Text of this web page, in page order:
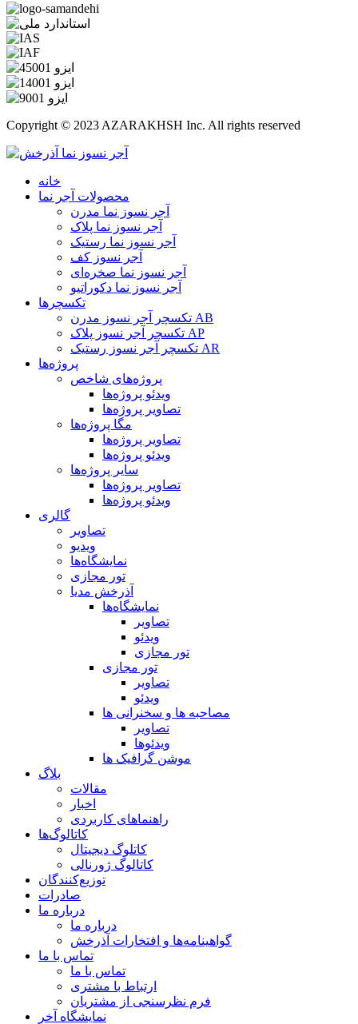
Copyright © 2023 AZARAKHSH Inc. All rights reserved
خانه
محصولات آجر نما
آجر نسوز نما مدرن
آجر نسوز نما پلاک
آجر نسوز نما رستیک
آجر نسوز کف
آجر نسوز نما صخره‌ای
آجر نسوز نما دکوراتیو
تکسچرها
تکسچر آجر نسوز مدرن AB
تکسچر آجر نسوز پلاک AP
تکسچر آجر نسوز رستیک AR
پروژه‌ها
پروژه‌های شاخص
ویدئو پروژه‌ها
تصاویر پروژه‌ها
مگا پروژه‌ها
تصاویر پروژه‌ها
ویدئو پروژه‌ها
سایر پروژه‌ها
تصاویر پروژه‌ها
ویدئو پروژه‌ها
گالری
تصاویر
ویدیو
نمایشگاه‌ها
تور مجازی
آذرخش مدیا
نمایشگاه‌ها
تصاویر
ویدئو
تور مجازی
تور مجازی
تصاویر
ویدئو
مصاحبه ها و سخنرانی ها
تصاویر
ویدئوها
موشن گرافیک ها
بلاگ
مقالات
اخبار
راهنماهای کاربردی
کاتالوگ‌ها
کاتلوگ دیجیتال
کاتالوگ ژورنالی
توزیع‌کنندگان
صادرات
درباره ما
درباره ما
گواهینامه‌ها و افتخارات آذرخش
تماس با ما
تماس با ما
ارتباط با مشتری
فرم نظرسنجی از مشتریان
نمایشگاه‌ آخر